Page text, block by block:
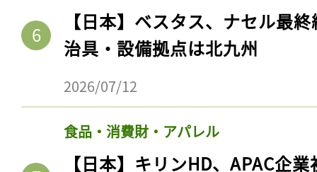
【日本】ベスタス、ナセル最
治具・設備拠点は北九州
2026/07/12
食品・消費財・アパレル
【日本】キリンHD、APAC企